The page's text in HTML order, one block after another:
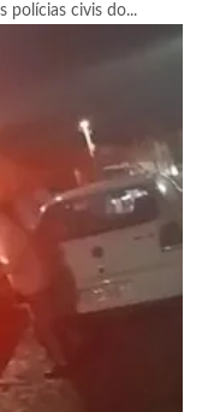
polícias civis do...